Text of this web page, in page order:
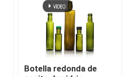
Botella redonda de